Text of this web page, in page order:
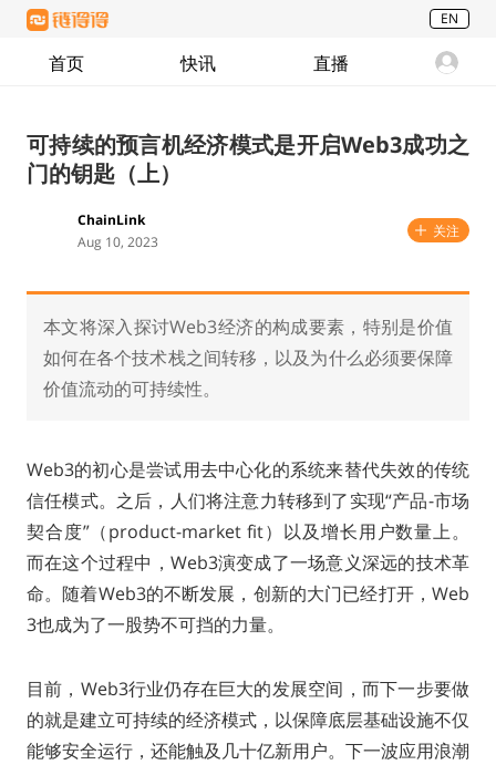
EN
首页 快讯 直播
可持续的预言机经济模式是开启Web3成功之
门的钥匙（上）
ChainLink
Aug 10, 2023
关注
本文将深入探讨Web3经济的构成要素，特别是价值
如何在各个技术栈之间转移，以及为什么必须要保障
价值流动的可持续性。
Web3的初心是尝试用去中心化的系统来替代失效的传统
信任模式。之后，人们将注意力转移到了实现“产品-市场
契合度”（product-market fit）以及增长用户数量上。
而在这个过程中，Web3演变成了一场意义深远的技术革
命。随着Web3的不断发展，创新的大门已经打开，Web
3也成为了一股势不可挡的力量。
目前，Web3行业仍存在巨大的发展空间，而下一步要做
的就是建立可持续的经济模式，以保障底层基础设施不仅
能够安全运行，还能触及几十亿新用户。下一波应用浪潮